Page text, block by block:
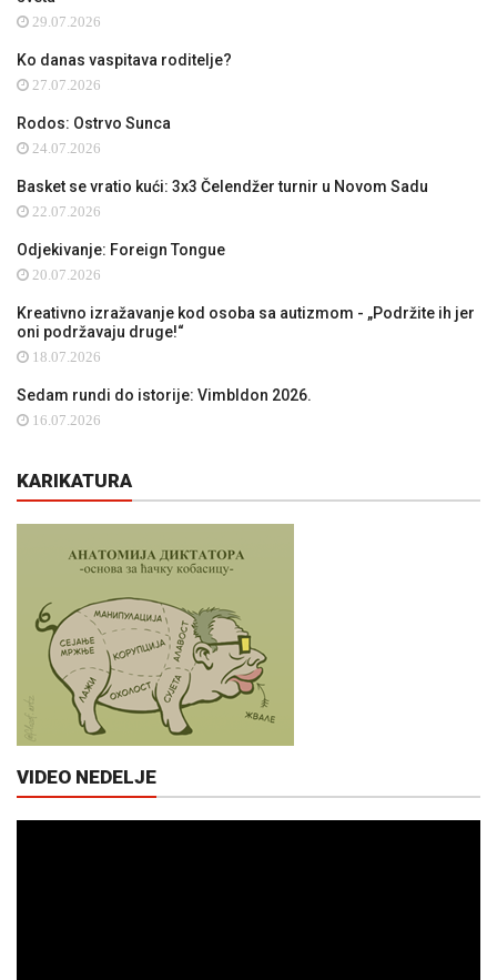
29.07.2026
Ko danas vaspitava roditelje?
27.07.2026
Rodos: Ostrvo Sunca
24.07.2026
Basket se vratio kući: 3x3 Čelendžer turnir u Novom Sadu
22.07.2026
Odjekivanje: Foreign Tongue
20.07.2026
Kreativno izražavanje kod osoba sa autizmom - „Podržite ih jer
oni podržavaju druge!“
18.07.2026
Sedam rundi do istorije: Vimbldon 2026.
16.07.2026
KARIKATURA
VIDEO NEDELJE